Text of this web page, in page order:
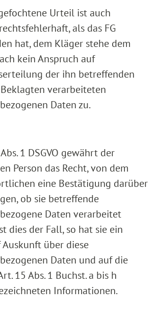
Urteil ist auch
als das FG
hat, dem Kläger stehe dem
kein Anspruch auf
der ihn betreffenden
verarbeiteten
Daten zu.
1 DSGVO gewährt der
Person das Recht, von dem
eine Bestätigung darüber
ob sie betreffende
Daten verarbeitet
dies der Fall, so hat sie ein
Auskunft über diese
Daten und auf die
15 Abs. 1 Buchst. a bis h
Informationen.